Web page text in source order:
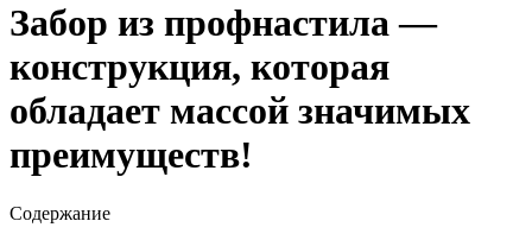
Забор из профнастила —
конструкция, которая
обладает массой значимых
преимуществ!
Содержание